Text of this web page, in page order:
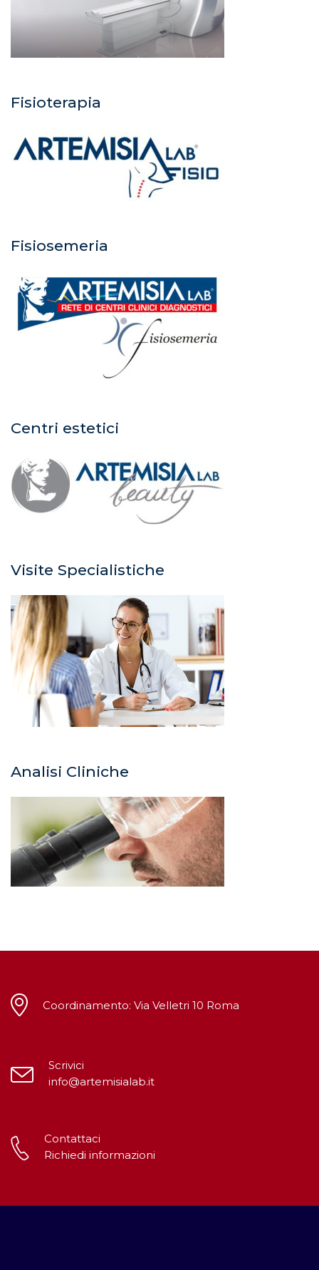
Fisioterapia
Fisiosemeria
Centri estetici
Visite Specialistiche
Analisi Cliniche
Coordinamento: Via Velletri 10 Roma
Scrivici
info@artemisialab.it
Contattaci
Richiedi informazioni